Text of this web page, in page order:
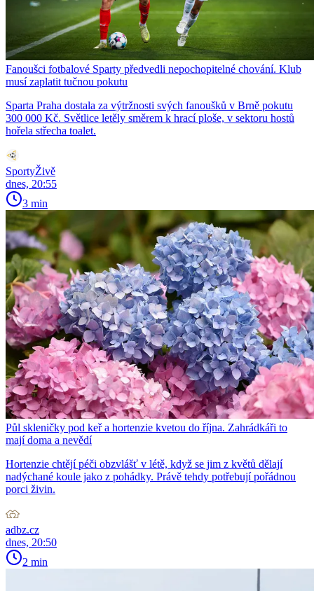
Fanoušci fotbalové Sparty předvedli nepochopitelné chování. Klub
musí zaplatit tučnou pokutu
Sparta Praha dostala za výtržnosti svých fanoušků v Brně pokutu
300 000 Kč. Světlice letěly směrem k hrací ploše, v sektoru hostů
hořela střecha toalet.
SportyŽivě
dnes, 20:55
3 min
Půl skleničky pod keř a hortenzie kvetou do října. Zahrádkáři to
mají doma a nevědí
Hortenzie chtějí péči obzvlášť v létě, když se jim z květů dělají
nadýchané koule jako z pohádky. Právě tehdy potřebují pořádnou
porci živin.
adbz.cz
dnes, 20:50
2 min